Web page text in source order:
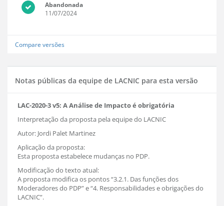
Abandonada
11/07/2024
Compare versões
Notas públicas da equipe de LACNIC para esta versão
LAC-2020-3 v5: A Análise de Impacto é obrigatória
Interpretação da proposta pela equipe do LACNIC
Autor: Jordi Palet Martinez
Aplicação da proposta:
Esta proposta estabelece mudanças no PDP.
Modificação do texto atual:
A proposta modifica os pontos “3.2.1. Das funções dos
Moderadores do PDP” e “4. Responsabilidades e obrigações do
LACNIC”.